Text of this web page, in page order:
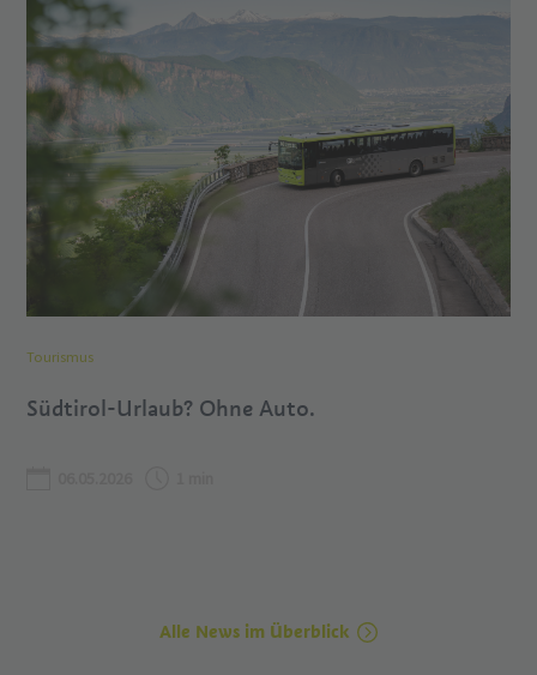
Tourismus
Südtirol-Urlaub? Ohne Auto.
Alle News im Überblick